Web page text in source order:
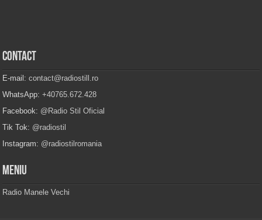
Contact
E-mail:contact@radiostill.ro
WhatsApp:+40765.672.428
Facebook: @Radio Stil Oficial
Tik Tok: @radiostil
Instagram: @radiostilromania
Meniu
Radio Manele Vechi